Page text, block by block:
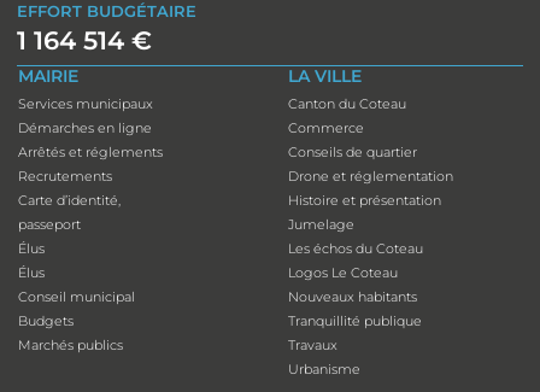
EFFORT BUDGÉTAIRE
1 164 514 €
MAIRIE
Services municipaux
Démarches en ligne
Arrêtés et réglements
Recrutements
Carte d’identité,
passeport
Élus
Élus
Conseil municipal
Budgets
Marchés publics
LA VILLE
Canton du Coteau
Commerce
Conseils de quartier
Drone et réglementation
Histoire et présentation
Jumelage
Les échos du Coteau
Logos Le Coteau
Nouveaux habitants
Tranquillité publique
Travaux
Urbanisme